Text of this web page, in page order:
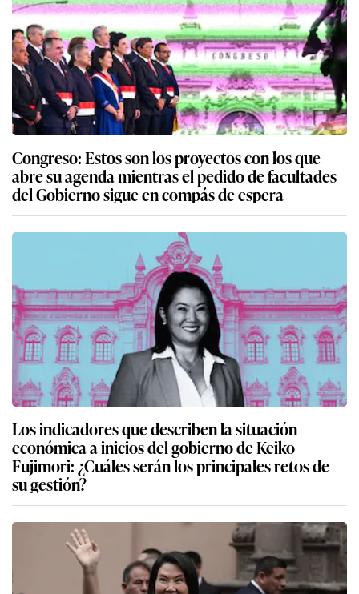
Congreso: Estos son los proyectos con los que
abre su agenda mientras el pedido de facultades
del Gobierno sigue en compás de espera
Los indicadores que describen la situación
económica a inicios del gobierno de Keiko
Fujimori: ¿Cuáles serán los principales retos de
su gestión?